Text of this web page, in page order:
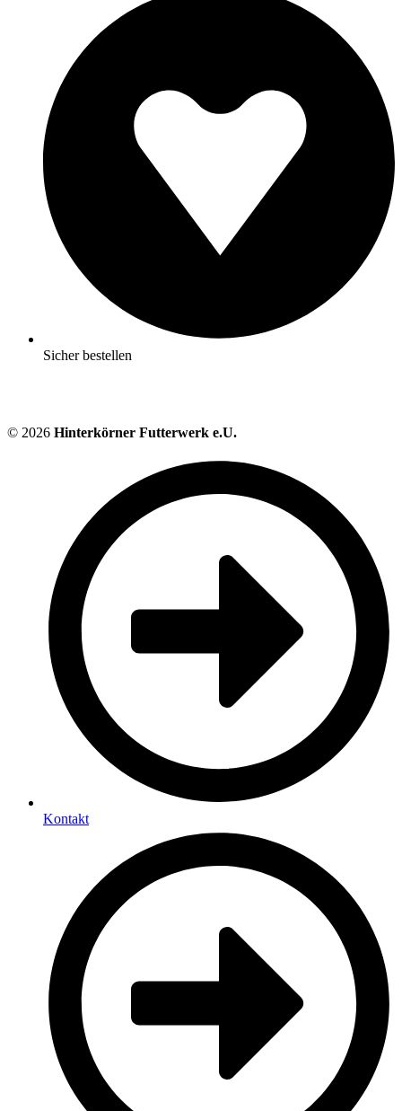
Sicher bestellen
© 2026 Hinterkörner Futterwerk e.U.
Kontakt